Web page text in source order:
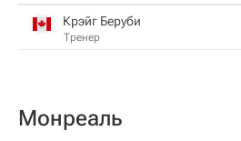
Крэйг Беруби
Тренер
Монреаль